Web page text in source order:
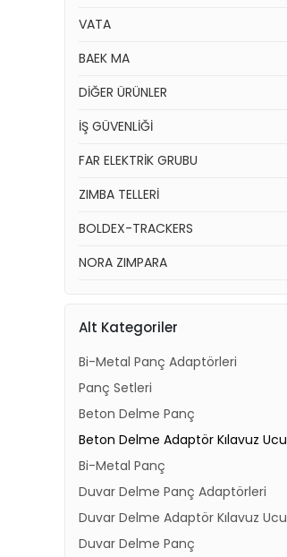
VATA
BAEK MA
DİĞER ÜRÜNLER
İŞ GÜVENLİĞİ
FAR ELEKTRİK GRUBU
ZIMBA TELLERİ
BOLDEX-TRACKERS
NORA ZIMPARA
Alt Kategoriler
Bi-Metal Panç Adaptörleri
Panç Setleri
Beton Delme Panç
Beton Delme Adaptör Kılavuz Ucu
Bi-Metal Panç
Duvar Delme Panç Adaptörleri
Duvar Delme Adaptör Kılavuz Ucu
Duvar Delme Panç